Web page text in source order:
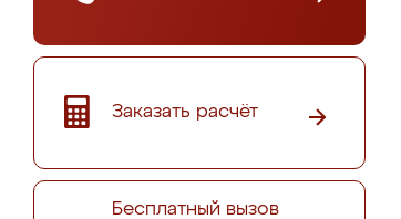
Заказать расчёт
Бесплатный вызов